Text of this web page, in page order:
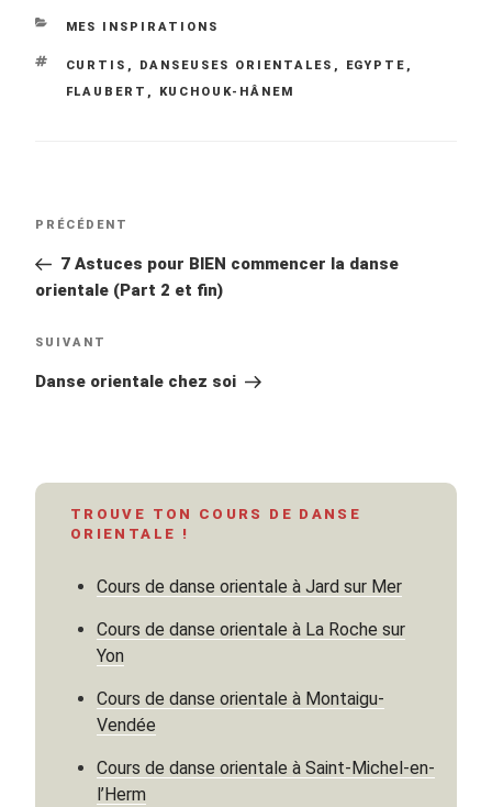
CATÉGORIES
MES INSPIRATIONS
ÉTIQUETTES
CURTIS , DANSEUSES ORIENTALES , EGYPTE ,
FLAUBERT , KUCHOUK-HÂNEM
l’article
Article
PRÉCÉDENT
7 Astuces pour BIEN commencer la danse
orientale (Part 2 et fin)
Article
SUIVANT
Danse orientale chez soi
TROUVE TON COURS DE DANSE
ORIENTALE !
Cours de danse orientale à Jard sur Mer
Cours de danse orientale à La Roche sur
Yon
Cours de danse orientale à Montaigu-
Vendée
Cours de danse orientale à Saint-Michel-en-
l’Herm